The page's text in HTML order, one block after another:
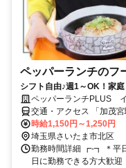
ペッパーランチのフ
シフト自由♪週1～OK！家
ペッパーランチPLUS
交通・アクセス 「加茂
時給1,150円～1,250円
埼玉県さいたま市北区
勤務時間詳細 ┏-┓ ＊平
日に勤務できる方大歓